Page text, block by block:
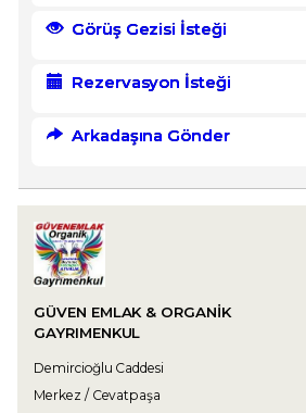
Görüş Gezisi İsteği
Rezervasyon İsteği
Arkadaşına Gönder
GÜVEN EMLAK & ORGANIK
GAYRIMENKUL
Demircioğlu Caddesi
Merkez / Cevatpaşa